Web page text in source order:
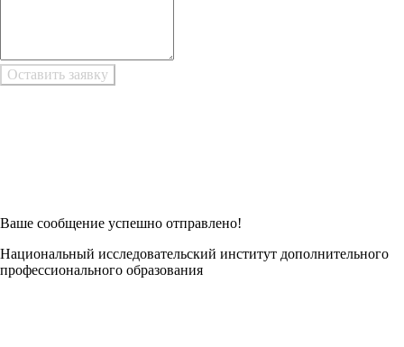
Ваше сообщение успешно отправлено!
Национальный исследовательский институт дополнительного
профессионального образования